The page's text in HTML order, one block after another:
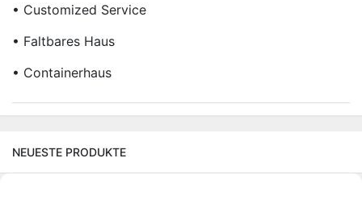
• Customized Service
• Faltbares Haus
• Containerhaus
NEUESTE PRODUKTE